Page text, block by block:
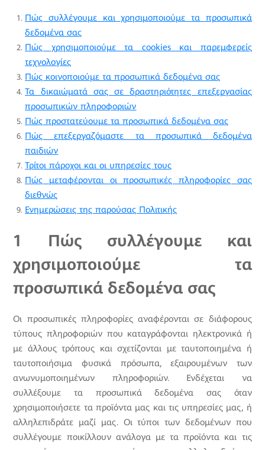
Πώς συλλέγουμε και χρησιμοποιούμε τα προσωπικά
δεδομένα σας
Πώς χρησιμοποιούμε τα cookies και παρεμφερείς
τεχνολογίες
Πώς κοινοποιούμε τα προσωπικά δεδομένα σας
Τα δικαιώματά σας σε δραστηριότητες επεξεργασίας
προσωπικών πληροφοριών
Πώς προστατεύουμε τα προσωπικά δεδομένα σας
Πώς επεξεργαζόμαστε τα προσωπικά δεδομένα
παιδιών
Τρίτοι πάροχοι και οι υπηρεσίες τους
Πώς μεταφέρονται οι προσωπικές πληροφορίες σας
διεθνώς
Ενημερώσεις της παρούσας Πολιτικής
1 Πώς συλλέγουμε και
χρησιμοποιούμε τα
προσωπικά δεδομένα σας
Οι προσωπικές πληροφορίες αναφέρονται σε διάφορους
τύπους πληροφοριών που καταγράφονται ηλεκτρονικά ή
με άλλους τρόπους και σχετίζονται με ταυτοποιημένα ή
ταυτοποιήσιμα φυσικά πρόσωπα, εξαιρουμένων των
ανωνυμοποιημένων πληροφοριών. Ενδέχεται να
συλλέξουμε τα προσωπικά δεδομένα σας όταν
χρησιμοποιήσετε τα προϊόντα μας και τις υπηρεσίες μας, ή
αλληλεπιδράτε μαζί μας. Οι τύποι των δεδομένων που
συλλέγουμε ποικίλλουν ανάλογα με τα προϊόντα και τις